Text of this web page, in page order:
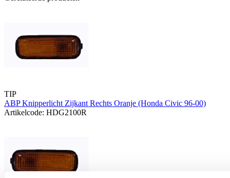
TIP
ABP Knipperlicht Zijkant Rechts Oranje (Honda Civic 96-00)
Artikelcode: HDG2100R